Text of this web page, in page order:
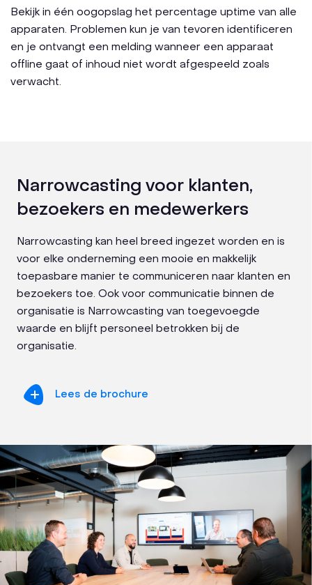
Bekijk in één oogopslag het percentage uptime van alle
apparaten. Problemen kun je van tevoren identificeren
en je ontvangt een melding wanneer een apparaat
offline gaat of inhoud niet wordt afgespeeld zoals
verwacht.
Narrowcasting voor klanten,
bezoekers en medewerkers
Narrowcasting kan heel breed ingezet worden en is
voor elke onderneming een mooie en makkelijk
toepasbare manier te communiceren naar klanten en
bezoekers toe. Ook voor communicatie binnen de
organisatie is Narrowcasting van toegevoegde
waarde en blijft personeel betrokken bij de
organisatie.
Lees de brochure